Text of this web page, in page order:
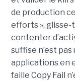
de production
efforts », glisse-
contenter
suffise n’est
applications en
faille Copy Fail